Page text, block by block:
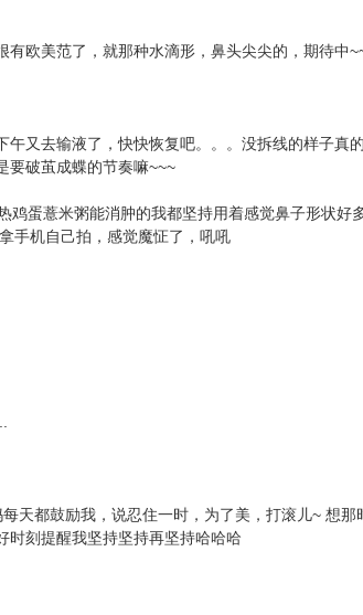
欧美范了，就那种水滴形，鼻头尖尖的，期待中
又去输液了，快快恢复吧。。。没拆线的样子真
要破茧成蝶的节奏嘛~~~
蛋薏米粥能消肿的我都坚持用着感觉鼻子形状好
手机自己拍，感觉魔怔了，吼吼
都鼓励我，说忍住一时，为了美，打滚儿~ 想那
时刻提醒我坚持坚持再坚持哈哈哈